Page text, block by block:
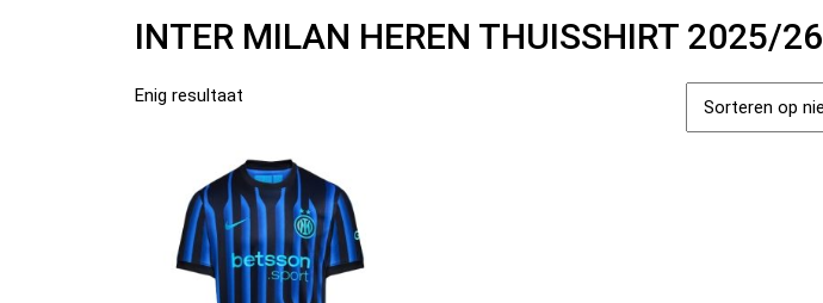
INTER MILAN HEREN THUISSHIRT 2025/26
Enig resultaat